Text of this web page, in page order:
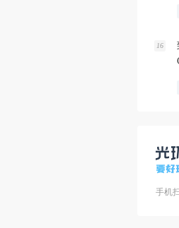
16
手机